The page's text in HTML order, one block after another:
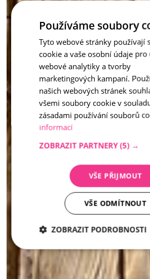
Používáme soubory
Tyto webové stránky používají
cookie a vaše osobní údaje pro
webové analytiky a tvorby
marketingových kampaní.
našich webových stránek
všemi soubory cookie v
zásadami používání souborů
informací
ZOBRAZIT PARTNERY (5) →
VŠE PŘIJMOUT
VŠE ODMÍTNOUT
ZOBRAZIT PODROBNOSTI
Nezbytně
nutné
soubory
Analytika